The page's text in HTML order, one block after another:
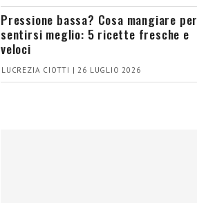
Pressione bassa? Cosa mangiare per
sentirsi meglio: 5 ricette fresche e
veloci
LUCREZIA CIOTTI | 26 LUGLIO 2026